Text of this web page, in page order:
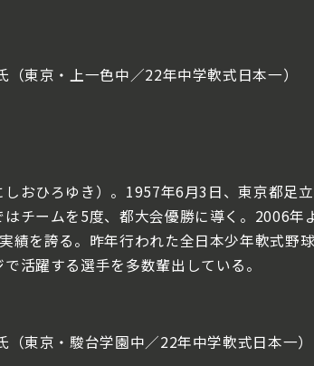
（東京・上一色中／22年中学軟式日本一）
しおひろゆき）。1957年6月3日、東京都足
チームを5度、都大会優勝に導く。2006
績を誇る。昨年行われた全日本少年軟式野
で活躍する選手を多数輩出している。
（東京・駿台学園中／22年中学軟式日本一）